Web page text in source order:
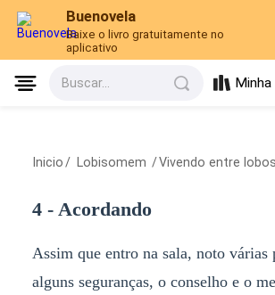
Buenovela
Baixe o livro gratuitamente no
aplicativo
Buscar...
Inicio / Lobisomem /Vivendo entre lobos
4 - Acordando
Assim que entro na sala, noto várias
alguns seguranças, o conselho e o